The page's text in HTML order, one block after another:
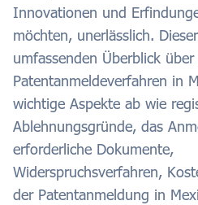
Innovationen und
möchten, unerlässlich.
umfassenden Überblick über
Patentanmeldeverfahren in
wichtige Aspekte ab wie
Ablehnungsgründe, das
erforderliche Dokumente,
Widerspruchsverfahren,
der Patentanmeldung in